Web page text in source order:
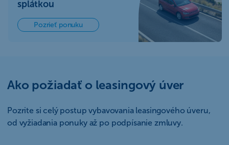
splátkou
Pozrieť ponuku
Ako požiadať o leasingový úver
Pozrite si celý postup vybavovania leasingového úveru,
od vyžiadania ponuky až po podpísanie zmluvy.